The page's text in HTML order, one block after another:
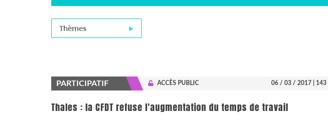
Thèmes
PARTICIPATIF ACCÈS PUBLIC 06 / 03 / 2017 |
Thales : la CFDT refuse l'augmentation du temps de travail